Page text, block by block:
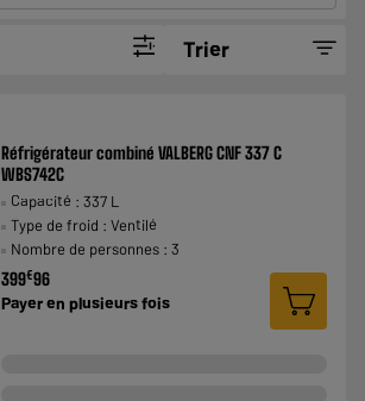
Trier
Réfrigérateur combiné VALBERG CNF 337 C
WBS742C
Capacité : 337 L
Type de froid : Ventilé
Nombre de personnes : 3
399€96
Payer en plusieurs fois